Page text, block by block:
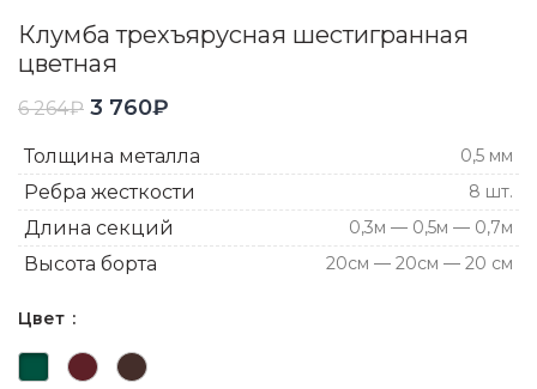
Клумба трехъярусная шестигранная
цветная
6 264₽ 3 760₽
Толщина металла 0,5 мм
Ребра жесткости 8 шт.
Длина секций 0,3м — 0,5м — 0,7м
Высота борта 20см — 20см — 20 см
Цвет